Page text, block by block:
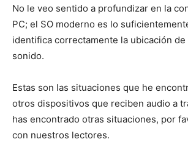
No le veo sentido a profundizar en la
PC; el SO moderno es lo
identifica correctamente la ubicación de
sonido.
Estas son las situaciones que he
otros dispositivos que reciben audio a
has encontrado otras situaciones, por
con nuestros lectores.